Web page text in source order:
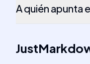
A quién apunta